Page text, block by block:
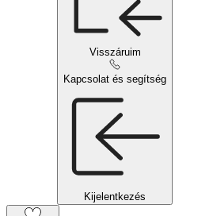
Visszáruim
Kapcsolat és segítség
Kijelentkezés